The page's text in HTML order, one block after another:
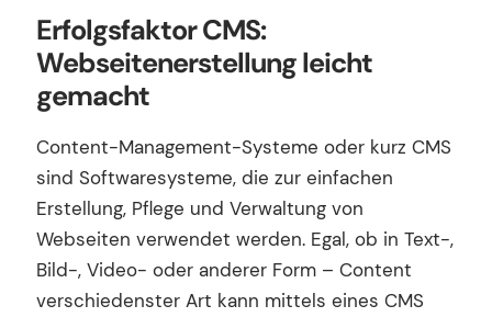
Erfolgsfaktor CMS:
Webseitenerstellung leicht
gemacht
Content-Management-Systeme oder kurz CMS
sind Softwaresysteme, die zur einfachen
Erstellung, Pflege und Verwaltung von
Webseiten verwendet werden. Egal, ob in Text-,
Bild-, Video- oder anderer Form – Content
verschiedenster Art kann mittels eines CMS